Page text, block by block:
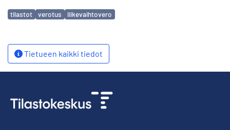
Avainsanat
tilastot verotus liikevaihtovero
Tietueen kaikki tiedot